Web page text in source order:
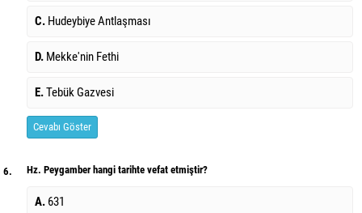
C. Hudeybiye Antlaşması
D. Mekke'nin Fethi
E.Tebük Gazvesi
Cevabı Göster
6. Hz. Peygamber hangi tarihte vefat etmiştir?
A. 631